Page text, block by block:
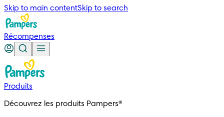
Skip to main contentSkip to search
Récompenses
Produits
Découvrez les produits Pampers®